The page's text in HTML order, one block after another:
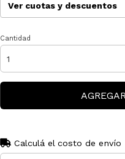
Ver cuotas y descuentos
Cantidad
Calculá el costo de envío